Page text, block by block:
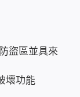
盜區並具來
壞功能